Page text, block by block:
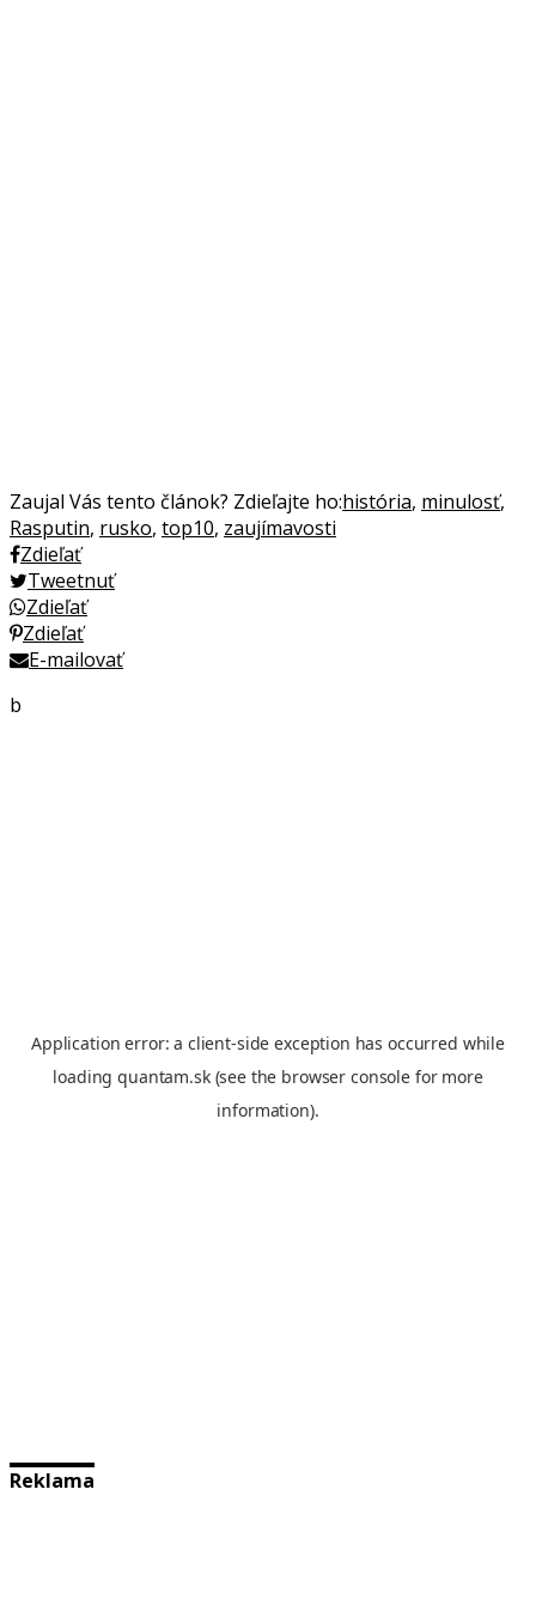
Zaujal Vás tento článok? Zdieľajte ho:história, minulosť,
Rasputin, rusko, top10, zaujímavosti
Zdieľať
Tweetnuť
Zdieľať
Zdieľať
E-mailovať
b
Reklama